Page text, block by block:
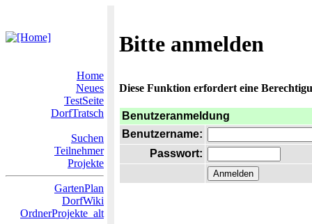
Bitte anmelden
Home
Neues
TestSeite
DorfTratsch
Suchen
Teilnehmer
Projekte
GartenPlan
DorfWiki
OrdnerProjekte_alt
Diese Funktion erfordert eine
Benutzeranmeldung
Benutzername:
Passwort: